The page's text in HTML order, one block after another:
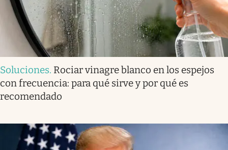
Soluciones. Rociar vinagre blanco en los espejos
con frecuencia: para qué sirve y por qué es
recomendado